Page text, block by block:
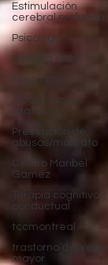
Estimulación
cerebral profunda
Psicólogo
Primera cita
Fantosmia
Alucinaciones
olfativas
Prevención de
abusos/maltrato
Centro Maribel
Gámez
Terapia cognitivo-
conductual
tccmontreal
trastorno depresivo
mayor